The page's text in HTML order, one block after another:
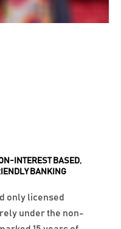
INTEREST BASED,
BANKING
only licensed
under the non-